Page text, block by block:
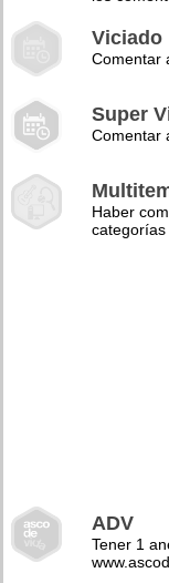
Viciado
Comentar
Super
Comentar
Haber
categorías
ADV
Tener 1